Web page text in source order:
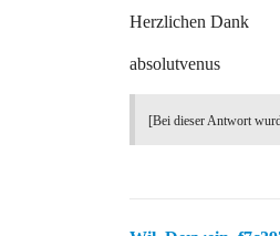
Herzlichen Dank
absolutvenus
[Bei dieser Antwort